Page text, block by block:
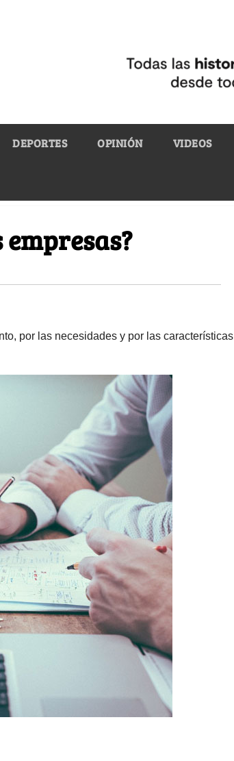
DEPORTES OPINIÓN VIDEOS
por las necesidades y por las características